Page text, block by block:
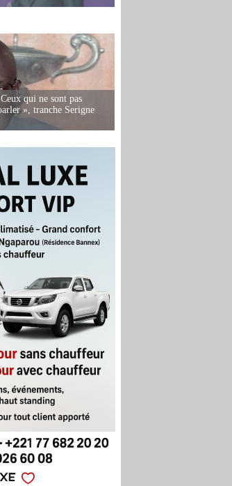
qui ne sont pas
», tranche Serigne